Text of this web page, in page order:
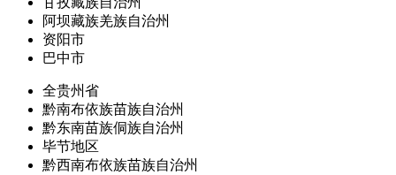
阿坝藏族羌族自治州
资阳市
巴中市
全贵州省
黔南布依族苗族自治州
黔东南苗族侗族自治州
毕节地区
黔西南布依族苗族自治州